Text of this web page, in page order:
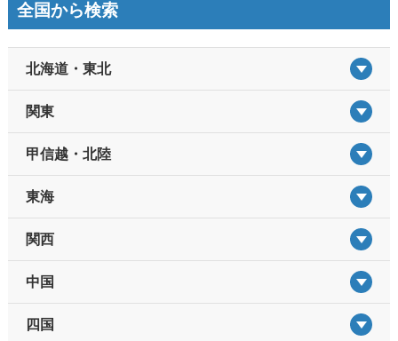
全国から検索
北海道・東北
関東
甲信越・北陸
東海
関西
中国
四国